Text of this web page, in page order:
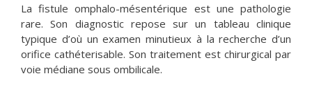
La fistule omphalo-mésentérique est une pathologie
rare. Son diagnostic repose sur un tableau clinique
typique d’où un examen minutieux à la recherche d’un
orifice cathéterisable. Son traitement est chirurgical par
voie médiane sous ombilicale.